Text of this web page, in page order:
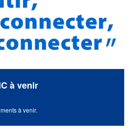
à venir
à venir.